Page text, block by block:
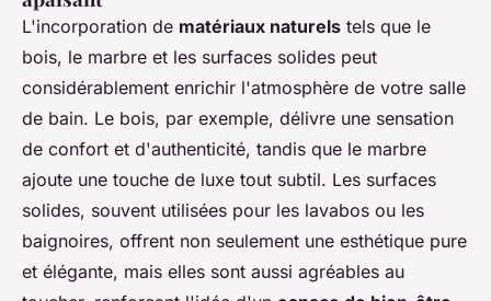
L'incorporation de matériaux naturels tels que le
bois, le marbre et les surfaces solides peut
considérablement enrichir l'atmosphère de votre salle
de bain. Le bois, par exemple, délivre une sensation
de confort et d'authenticité, tandis que le marbre
ajoute une touche de luxe tout subtil. Les surfaces
solides, souvent utilisées pour les lavabos ou les
baignoires, offrent non seulement une esthétique pure
et élégante, mais elles sont aussi agréables au